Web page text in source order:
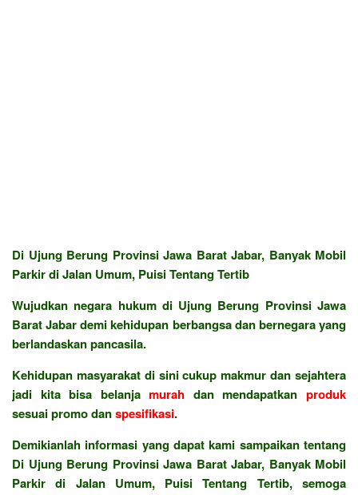
Di Ujung Berung Provinsi Jawa Barat Jabar, Banyak Mobil
Parkir di Jalan Umum, Puisi Tentang Tertib
Wujudkan negara hukum di Ujung Berung Provinsi Jawa
Barat Jabar demi kehidupan berbangsa dan bernegara yang
berlandaskan pancasila.
Kehidupan masyarakat di sini cukup makmur dan sejahtera
jadi kita bisa belanjamurah dan mendapatkanproduk
sesuai promo danspesifikasi.
Demikianlah informasi yang dapat kami sampaikan tentang
Di Ujung Berung Provinsi Jawa Barat Jabar, Banyak Mobil
Parkir di Jalan Umum, Puisi Tentang Tertib, semoga